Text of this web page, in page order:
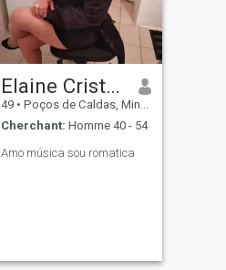
Elaine Cristina Marques z
49 • Poços de Caldas, Minas Gerais, Brésil
Cherchant: Homme 40 - 54
Amo música sou romatica